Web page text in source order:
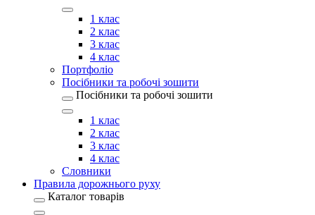
1 клас
2 клас
3 клас
4 клас
Портфоліо
Посібники та робочі зошити
Посібники та робочі зошити
1 клас
2 клас
3 клас
4 клас
Словники
Правила дорожнього руху
Каталог товарів